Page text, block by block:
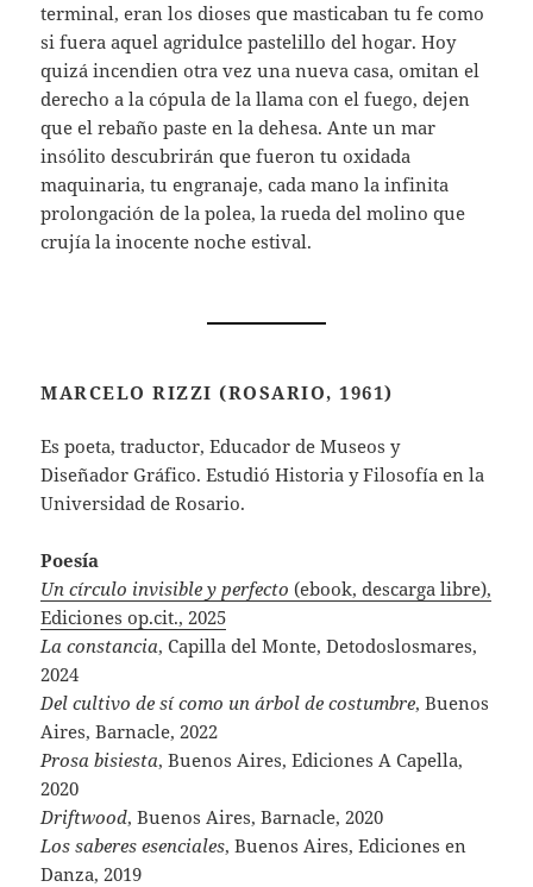
terminal, eran los dioses que masticaban tu fe como
si fuera aquel agridulce pastelillo del hogar. Hoy
quizá incendien otra vez una nueva casa, omitan el
derecho a la cópula de la llama con el fuego, dejen
que el rebaño paste en la dehesa. Ante un mar
insólito descubrirán que fueron tu oxidada
maquinaria, tu engranaje, cada mano la infinita
prolongación de la polea, la rueda del molino que
crujía la inocente noche estival.
MARCELO RIZZI (ROSARIO, 1961)
Es poeta, traductor, Educador de Museos y
Diseñador Gráfico. Estudió Historia y Filosofía en la
Universidad de Rosario.
Poesía
Un círculo invisible y perfecto (ebook, descarga libre),
Ediciones op.cit., 2025
La constancia, Capilla del Monte, Detodoslosmares,
2024
Del cultivo de sí como un árbol de costumbre, Buenos
Aires, Barnacle, 2022
Prosa bisiesta, Buenos Aires, Ediciones A Capella,
2020
Driftwood, Buenos Aires, Barnacle, 2020
Los saberes esenciales, Buenos Aires, Ediciones en
Danza, 2019